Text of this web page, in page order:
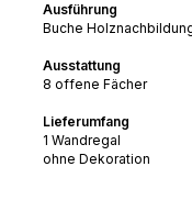
Ausführung
Buche
Ausstattung
8 offene Fächer
Lieferumfang
1 Wandregal
ohne Dekoration